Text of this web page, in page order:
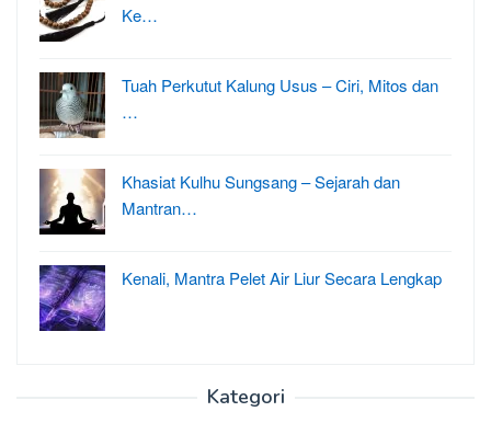
Ke…
Tuah Perkutut Kalung Usus – Ciri, Mitos dan
…
Khasiat Kulhu Sungsang – Sejarah dan
Mantran…
Kenali, Mantra Pelet Air Liur Secara Lengkap
Kategori